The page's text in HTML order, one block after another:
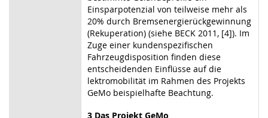
Einsparpotenzial von teilweise mehr als
20% durch Bremsenergierückgewinnung
(Rekuperation) (siehe BECK 2011, [4]). Im
Zuge einer kundenspezifischen
Fahrzeugdisposition finden diese
entscheidenden Einflüsse auf die
lektromobilität im Rahmen des Projekts
GeMo beispielhafte Beachtung.
3 Das Projekt GeMo